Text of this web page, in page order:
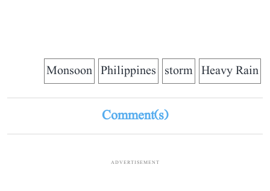
Heavy Rain
storm
Philippines
Monsoon
Comment(s)
ADVERTISEMENT